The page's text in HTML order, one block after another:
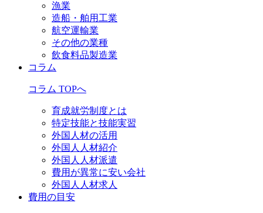
漁業
造船・舶用工業
航空運輸業
その他の業種
飲食料品製造業
コラム
コラム TOPへ
育成就労制度とは
特定技能と技能実習
外国人材の活用
外国人人材紹介
外国人人材派遣
費用が異常に安い会社
外国人人材求人
費用の目安